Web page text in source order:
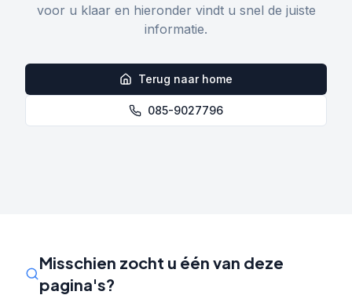
voor u klaar en hieronder vindt u snel de juiste
informatie.
Terug naar home
085-9027796
Misschien zocht u één van deze
pagina's?